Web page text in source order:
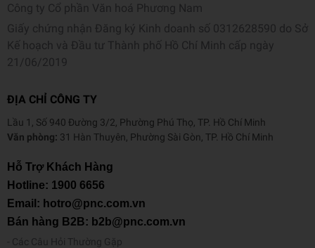
Công ty Cổ phần Văn hoá Phương Nam
Giấy chứng nhận Đăng ký Kinh doanh số 0312628590 do Sở
Kế hoạch và Đầu tư Thành phố Hồ Chí Minh cấp ngày
21/06/2019
ĐỊA CHỈ CÔNG TY
Lầu 1, Số 940 Đường 3/2, Phường Phú Thọ, TP. Hồ Chí Minh
Văn phòng: 31 Hàn Thuyên, Phường Sài Gòn, TP. Hồ Chí Minh
Hỗ Trợ Khách Hàng
Hotline: 1900 6656
Email: hotro@pnc.com.vn
Bán hàng B2B: b2b@pnc.com.vn
Các Câu Hỏi Thường Gặp